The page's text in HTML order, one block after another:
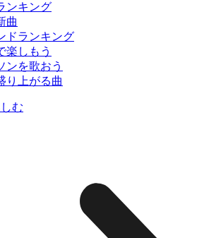
ンキング
曲
ドランキング
楽しもう
ンを歌おう
り上がる曲
む